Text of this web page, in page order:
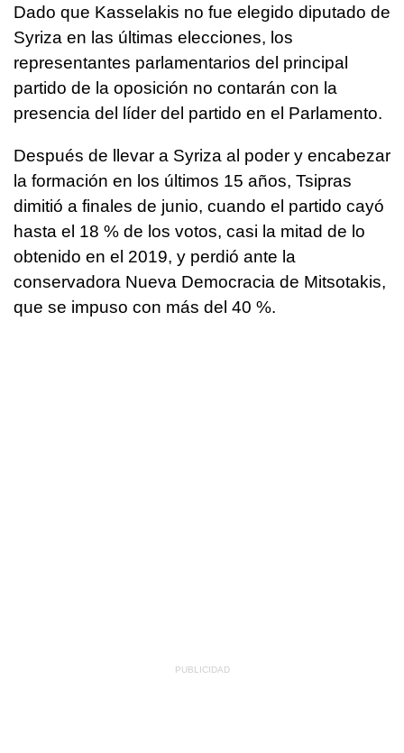
Dado que Kasselakis no fue elegido diputado de
Syriza en las últimas elecciones, los
representantes parlamentarios del principal
partido de la oposición no contarán con la
presencia del líder del partido en el Parlamento.
Después de llevar a Syriza al poder y encabezar
la formación en los últimos 15 años, Tsipras
dimitió a finales de junio, cuando el partido cayó
hasta el 18 % de los votos, casi la mitad de lo
obtenido en el 2019, y perdió ante la
conservadora Nueva Democracia de Mitsotakis,
que se impuso con más del 40 %.